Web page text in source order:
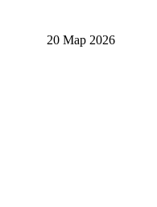
20 Мар 2026